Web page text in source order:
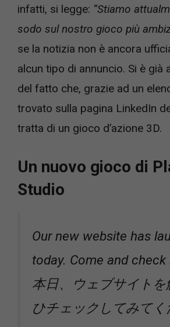
infatti, si legge: “Stiamo
sodo sul nostro gioco più
se la notizia non è ancora
alcun tipo di annuncio. Si è già
del fatto che, grazie ad un
trovato sulla pagina LinkedIn
tratta di un gioco d’azione 3D.
Un nuovo gioco di
Studio
Our new website has
today. Come and
本日、ウェブサイトを
ひチェックしてみてく